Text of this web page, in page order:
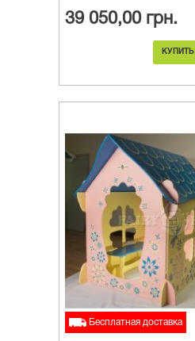
39 050,00 грн.
КУПИТЬ
Бесплатная доставка